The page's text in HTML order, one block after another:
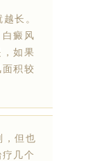
长。
癜风
如果
积较
但也
几个